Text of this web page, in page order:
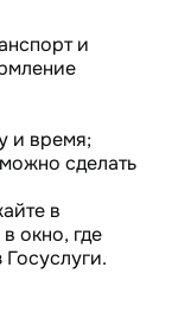
и
и время;
сделать
в
окно, где